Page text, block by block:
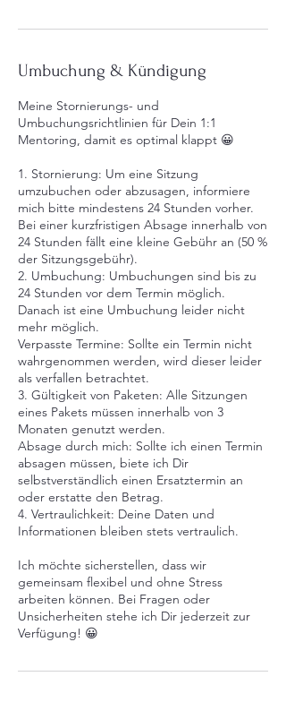
Umbuchung & Kündigung
Meine Stornierungs- und
Umbuchungsrichtlinien für Dein 1:1
Mentoring, damit es optimal klappt 😀
1. Stornierung: Um eine Sitzung
umzubuchen oder abzusagen, informiere
mich bitte mindestens 24 Stunden vorher.
Bei einer kurzfristigen Absage innerhalb von
24 Stunden fällt eine kleine Gebühr an (50 %
der Sitzungsgebühr).
2. Umbuchung: Umbuchungen sind bis zu
24 Stunden vor dem Termin möglich.
Danach ist eine Umbuchung leider nicht
mehr möglich.
Verpasste Termine: Sollte ein Termin nicht
wahrgenommen werden, wird dieser leider
als verfallen betrachtet.
3. Gültigkeit von Paketen: Alle Sitzungen
eines Pakets müssen innerhalb von 3
Monaten genutzt werden.
Absage durch mich: Sollte ich einen Termin
absagen müssen, biete ich Dir
selbstverständlich einen Ersatztermin an
oder erstatte den Betrag.
4. Vertraulichkeit: Deine Daten und
Informationen bleiben stets vertraulich.
Ich möchte sicherstellen, dass wir
gemeinsam flexibel und ohne Stress
arbeiten können. Bei Fragen oder
Unsicherheiten stehe ich Dir jederzeit zur
Verfügung! 😀